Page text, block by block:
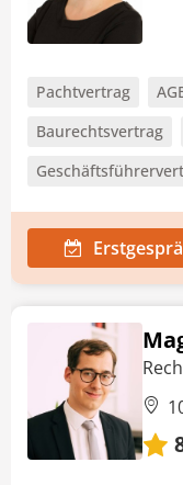
Pachtvertrag
Baurechtsvertrag